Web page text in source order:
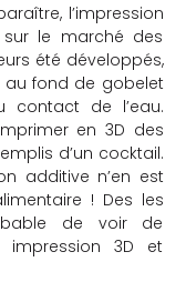
l’impression
le marché des
été développés,
au fond de gobelet
contact de l’eau.
en 3D des
d’un cocktail.
additive n’en est
! Des les
de voir de
impression 3D et